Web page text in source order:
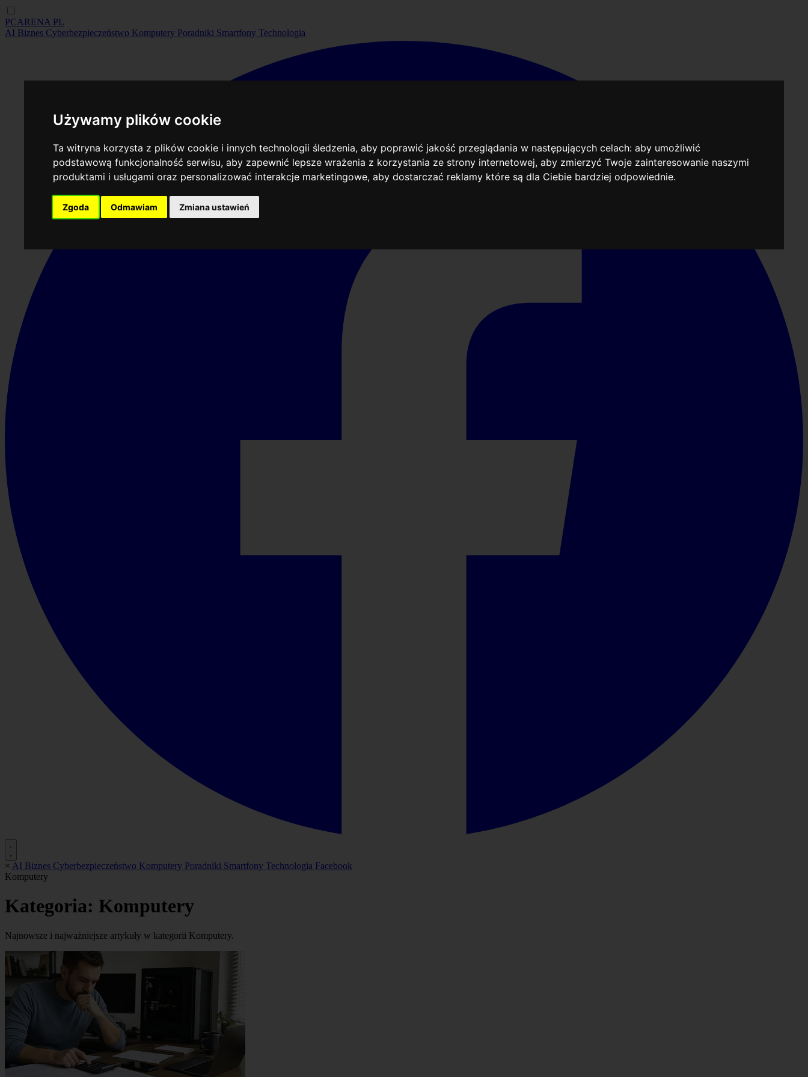
Używamy plików cookie
Ta witryna korzysta z plików cookie i innych technologii śledzenia, aby poprawić jakość przeglądania w następujących celach:aby umożliwić
podstawową funkcjonalność serwisu,aby zapewnić lepsze wrażenia z korzystania ze strony internetowej,aby zmierzyć Twoje zainteresowanie naszymi
produktami i usługami oraz personalizować interakcje marketingowe,aby dostarczać reklamy które są dla Ciebie bardziej odpowiednie.
Zgoda Odmawiam Zmiana ustawień
PCARENA PL
AI Biznes Cyberbezpieczeństwo Komputery Poradniki Smartfony Technologia
× AI Biznes Cyberbezpieczeństwo Komputery Poradniki Smartfony Technologia Facebook
Komputery
Kategoria: Komputery
Najnowsze i najważniejsze artykuły w kategorii Komputery.